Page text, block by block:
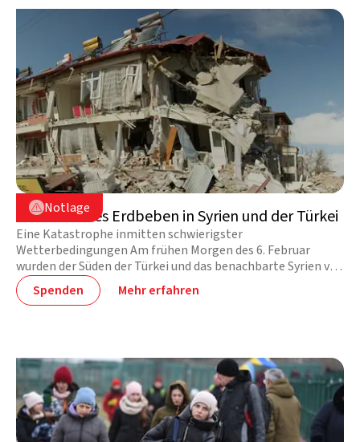
 Notlage
Syrien
Verheerendes Erdbeben in Syrien und der Türkei
Eine Katastrophe inmitten schwierigster
Wetterbedingungen Am frühen Morgen des 6. Februar
wurden der Süden der Türkei und das benachbarte Syrien von
einem schweren Erdbeben erschüttert. Fast 50 000
Menschen kamen ums Leben, unzählige weitere wurden
Spenden Mehr erfahren